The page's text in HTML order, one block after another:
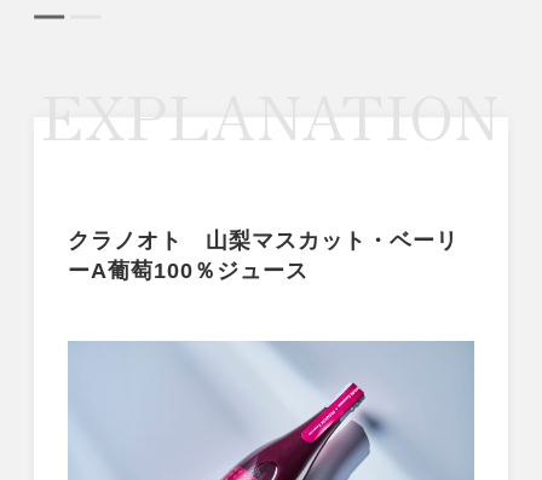
EXPLANATION
クラノオト 山梨マスカット・ベーリ
ーA葡萄100％ジュース